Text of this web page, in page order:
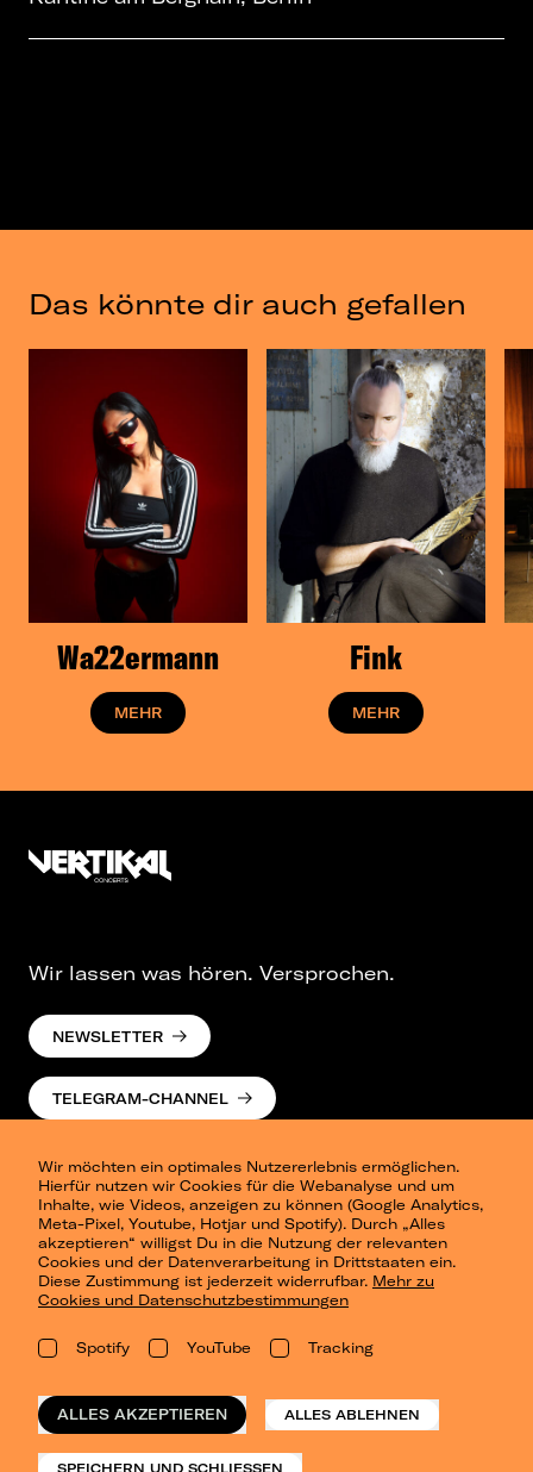
Das könnte dir auch gefallen
Wa22ermann
MEHR
Fink
MEHR
Wir möchten ein optimales Nutzererlebnis ermöglichen.
Hierfür nutzen wir Cookies für die Webanalyse und um
Inhalte, wie Videos, anzeigen zu können (Google Analytics,
Meta-Pixel, Youtube, Hotjar und Spotify). Durch „Alles
akzeptieren“ willigst Du in die Nutzung der relevanten
Cookies und der Datenverarbeitung in Drittstaaten ein.
Diese Zustimmung ist jederzeit widerrufbar. Mehr zu
Cookies und Datenschutzbestimmungen
Spotify YouTube Tracking
ALLES AKZEPTIEREN ALLES ABLEHNEN
SPEICHERN UND SCHLIESSEN
Wir lassen was hören. Versprochen.
NEWSLETTER
TELEGRAM-CHANNEL
Presse
Berlin
Dresden
Leipzig
Konzertsommer Petersberg
Vergangene Shows
o_team
Datenschutz